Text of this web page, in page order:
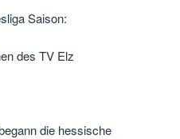
Saison:
des TV Elz
die hessische